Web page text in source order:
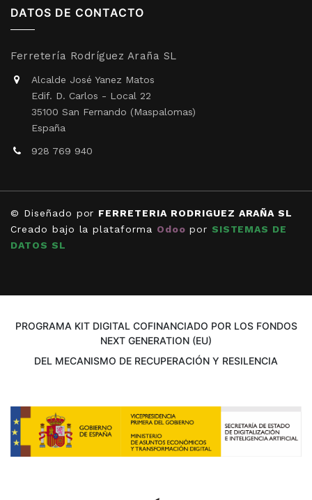
DATOS DE CONTACTO
Ferretería Rodríguez Araña SL
Alcalde José Yanez Matos
Edif. D. Carlos - Local 22
35100 San Fernando (Maspalomas)
España
928 769 940
© Diseñado por FERRETERIA RODRIGUEZ ARAÑA SL
Creado bajo la plataforma Odoo por SISTEMAS DE
DATOS SL
PROGRAMA KIT DIGITAL COFINANCIADO POR LOS FONDOS
NEXT GENERATION (EU)
DEL MECANISMO DE RECUPERACIÓN Y RESILENCIA